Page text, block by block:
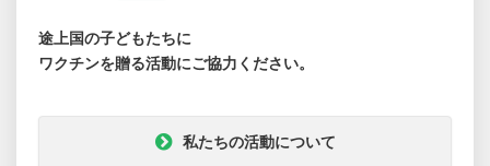
途上国の子どもたちに
ワクチンを贈る活動にご協力ください。
私たちの活動について